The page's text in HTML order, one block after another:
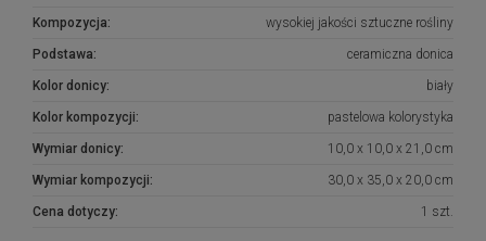
charakter i może być również wybrana jako
symboliczna dekoracja na grób dziecka.
W kompozycji wykorzystano trwałe kwiaty
dekoracyjne w pastelowych odcieniach, dzięki
czemu całość zachowuje swój wygląd przez długi
czas i nie wymaga codziennej pielęgnacji.
Różnorodne kwiaty, drobne gałązki i zwisająca
zieleń nadają aranżacji naturalności oraz efektu
małego, kwitnącego ogródka.
Kompozycja: wysokiej jakości sztuczne rośliny
Podstawa: ceramiczna donica
Kolor donicy: biały
Kolor kompozycji: pastelowa kolorystyka
Wymiar donicy: 10,0 x 10,0 x 21,0 cm
Wymiar kompozycji: 30,0 x 35,0 x 20,0 cm
Cena dotyczy: 1 szt.